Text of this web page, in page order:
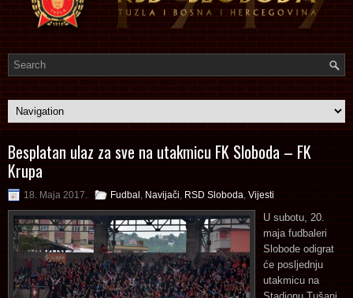
Besplatan ulaz za sve na utakmicu FK Sloboda – FK
Krupa
18. Maja 2017. Fudbal Navijači RSD Sloboda Vijesti
U subotu, 20.
maja fudbaleri
Slobode odigrat
će posljednju
utakmicu na